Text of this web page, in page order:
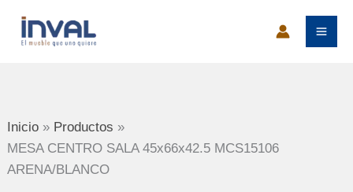
Inicio
Productos
MESA CENTRO SALA 45x66x42.5 MCS15106
ARENA/BLANCO